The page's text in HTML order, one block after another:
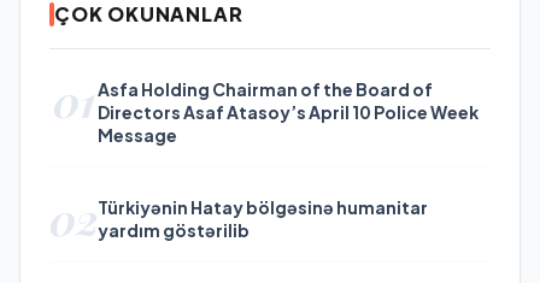
ÇOK OKUNANLAR
01Asfa Holding Chairman of the Board of
Directors Asaf Atasoy’s April 10 Police Week
Message
02Türkiyənin Hatay bölgəsinə humanitar
yardım göstərilib